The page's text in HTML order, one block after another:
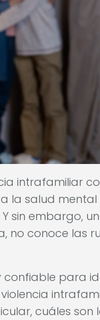
intrafamiliar
la salud mental
sin embargo,
no conoce las
confiable para
cuáles son